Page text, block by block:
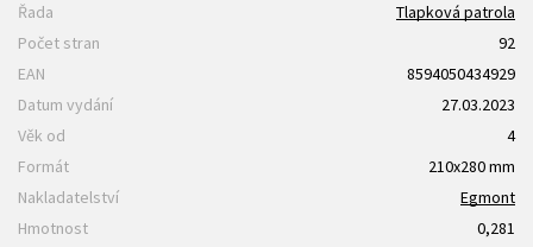
Řada
Tlapková patrola
Počet stran
92
EAN
8594050434929
Datum vydání
27.03.2023
Věk od
4
Formát
210x280 mm
Nakladatelství
Egmont
Hmotnost
0,281